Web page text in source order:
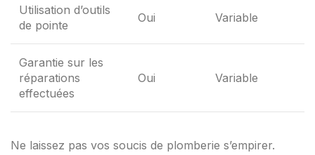
Utilisation d’outils
de pointe
Oui Variable
Garantie sur les
réparations
effectuées
Oui Variable
Ne laissez pas vos soucis de plomberie s’empirer.